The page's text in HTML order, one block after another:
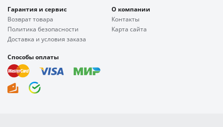
Гарантия и сервис
Возврат товара
Политика безопасности
Доставка и условия заказа
О компании
Контакты
Карта сайта
Способы оплаты